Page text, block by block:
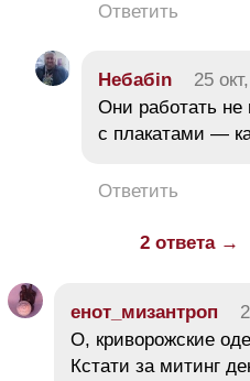
Ответить
Небабin 25
Они работать не
с плакатами —
Ответить
2 ответа →
енот_мизантроп
О, криворожские
Кстати за митинг